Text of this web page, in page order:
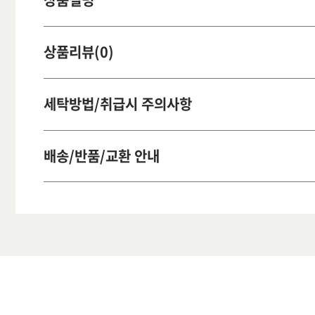
상품리뷰(0)
세탁방법/취급시 주의사항
배송/반품/교환 안내